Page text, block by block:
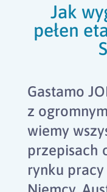
Jak
pełen
Gastamo
z
wiemy
przepisach
rynku